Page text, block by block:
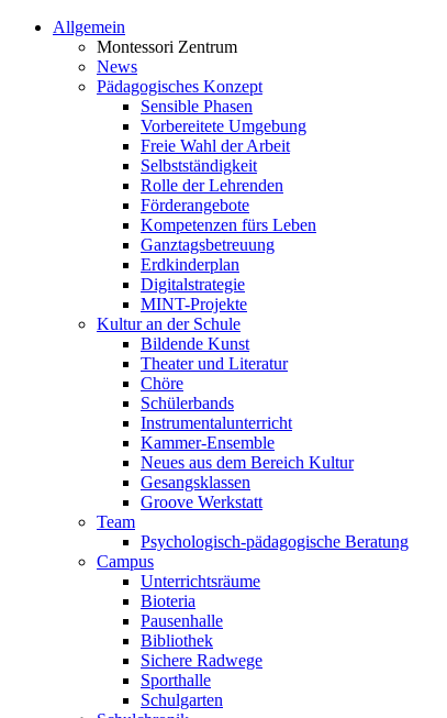
Allgemein
Montessori Zentrum
News
Pädagogisches Konzept
Sensible Phasen
Vorbereitete Umgebung
Freie Wahl der Arbeit
Selbstständigkeit
Rolle der Lehrenden
Förderangebote
Kompetenzen fürs Leben
Ganztagsbetreuung
Erdkinderplan
Digitalstrategie
MINT-Projekte
Kultur an der Schule
Bildende Kunst
Theater und Literatur
Chöre
Schülerbands
Instrumentalunterricht
Kammer-Ensemble
Neues aus dem Bereich Kultur
Gesangsklassen
Groove Werkstatt
Team
Psychologisch-pädagogische Beratung
Campus
Unterrichtsräume
Bioteria
Pausenhalle
Bibliothek
Sichere Radwege
Sporthalle
Schulgarten